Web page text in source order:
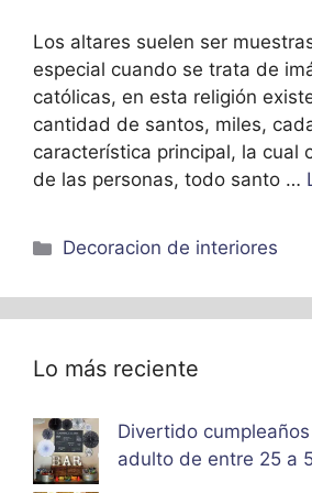
Los altares suelen ser
especial cuando se trata de
católicas, en esta religión
cantidad de santos, miles,
característica principal, la cual
de las personas, todo santo …
Categorías
Decoracion de interiores
Lo más reciente
Divertido
adulto de entre 25 a